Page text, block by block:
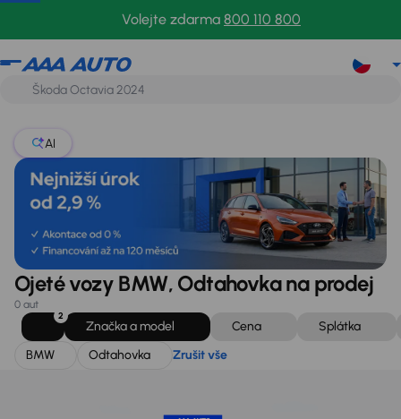
Volejte zdarma 800 110 800
BMW
AI
Ojeté vozy BMW, Odtahovka na prodej
0 aut
2
Značka a model Cena
Splátka
BMW
Odtahovka Zrušit vše